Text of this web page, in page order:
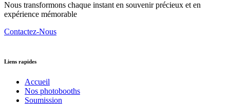
Nous transformons chaque instant en souvenir précieux et en
expérience mémorable
Contactez-Nous
Liens rapides
Accueil
Nos photobooths
Soumission